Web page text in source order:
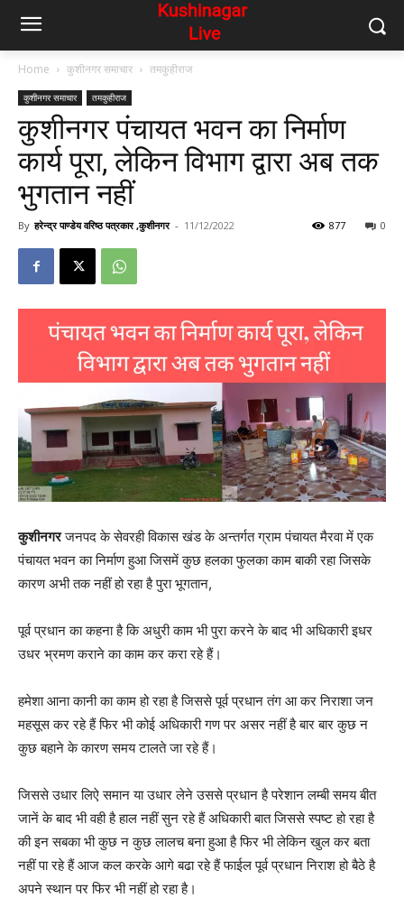
Home कुशीनगर समाचार तमकुहीराज
कुशीनगर समाचार तमकुहीराज
कुशीनगर पंचायत भवन का निर्माण
कार्य पूरा, लेकिन विभाग द्वारा अब तक
भुगतान नहीं
By हरेन्द्र पाण्डेय वरिष्ठ पत्रकार ,कुशीनगर - 11/12/2022 0
877
कुशीनगरजनपद के सेवरही विकास खंड के अन्तर्गत ग्राम पंचायत मैरवा में एक
पंचायत भवन का निर्माण हुआ जिसमें कुछ हलका फुलका काम बाकी रहा जिसके
कारण अभी तक नहीं हो रहा है पुरा भूगतान,
पूर्व प्रधान का कहना है कि अधुरी काम भी पुरा करने के बाद भी अधिकारी इधर
उधर भ्रमण कराने का काम कर करा रहे हैं।
हमेशा आना कानी का काम हो रहा है जिससे पूर्व प्रधान तंग आ कर निराशा जन
महसूस कर रहे हैं फिर भी कोई अधिकारी गण पर असर नहीं है बार बार कुछ न
कुछ बहाने के कारण समय टालते जा रहे हैं।
जिससे उधार लिऐ समान या उधार लेने उससे प्रधान है परेशान लम्बी समय बीत
जानें के बाद भी वही है हाल नहीं सुन रहे हैं अधिकारी बात जिससे स्पष्ट हो रहा है
की इन सबका भी कुछ न कुछ लालच बना हुआ है फिर भी लेकिन खुल कर बता
नहीं पा रहे हैं आज कल करके आगे बढा रहे हैं फाईल पूर्व प्रधान निराश हो बैठे है
अपने स्थान पर फिर भी नहीं हो रहा है।